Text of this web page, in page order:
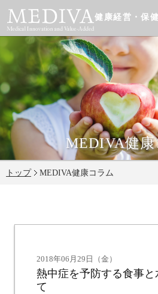
健康経営・保
MEDIVA健康
トップ MEDIVA健康コラム
2018年06月29日（金）
熱中症を予防する食事
て